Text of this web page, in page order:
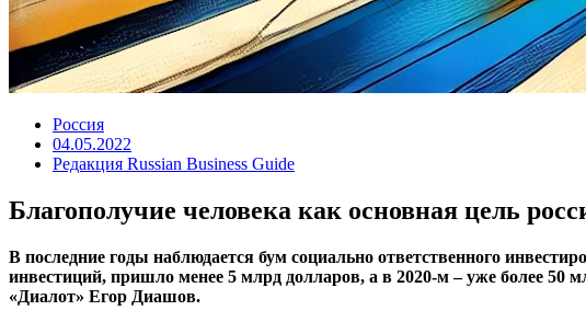
Россия
04.05.2022
Редакция Russian Business Guide
Благополучие человека как основная цель
В последние годы наблюдается бум социально ответственного
инвестиций, пришло менее 5 млрд долларов, а в 2020-м – уже более 50
«Диалот» Егор Диашов.